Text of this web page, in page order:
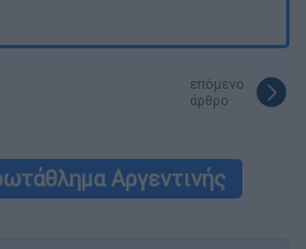
επόμενο
άρθρο
Αργεντινής